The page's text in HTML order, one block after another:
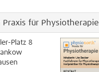
für Physiotherapie
Platz 8